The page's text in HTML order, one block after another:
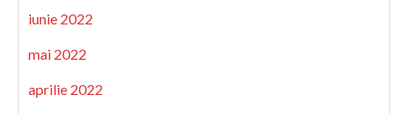
iunie 2022
mai 2022
aprilie 2022